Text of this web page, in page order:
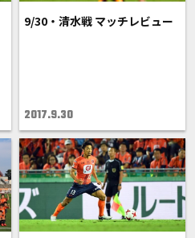
9/30・清水戦 マッチレビュー
2017.9.30